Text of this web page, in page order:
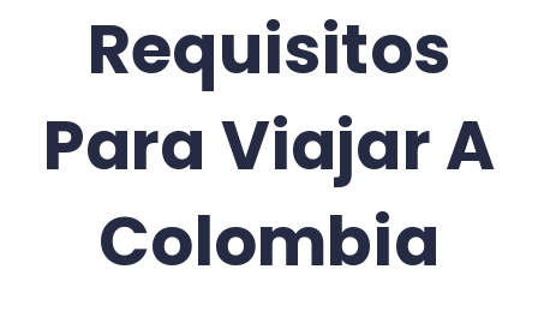
Requisitos
Para Viajar A
Colombia